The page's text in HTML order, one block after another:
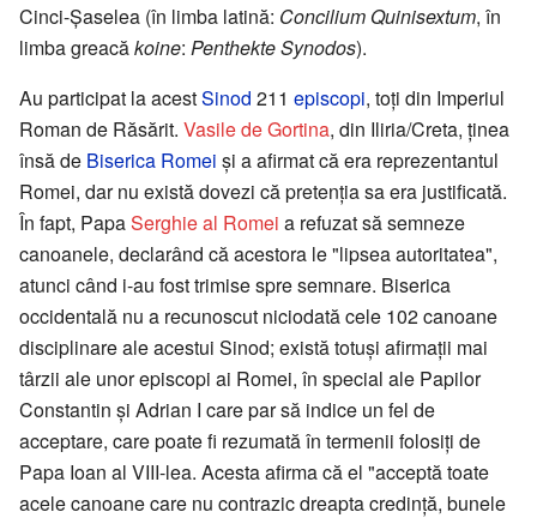
Cinci-Șaselea (în limba latină: Concilium Quinisextum, în
limba greacăkoine: Penthekte Synodos).
Au participat la acestSinod 211 episcopi, toți din Imperiul
Roman de Răsărit. Vasile de Gortina, din Iliria/Creta, ținea
însă de Biserica Romei și a afirmat că era reprezentantul
Romei, dar nu există dovezi că pretenția sa era justificată.
În fapt, PapaSerghie al Romei a refuzat să semneze
canoanele, declarând că acestora le "lipsea autoritatea",
atunci când i-au fost trimise spre semnare. Biserica
occidentală nu a recunoscut niciodată cele 102 canoane
disciplinare ale acestui Sinod; există totuși afirmații mai
târzii ale unor episcopi ai Romei, în special ale Papilor
Constantin și Adrian I care par să indice un fel de
acceptare, care poate fi rezumată în termenii folosiți de
Papa Ioan al VIII-lea. Acesta afirma că el "acceptă toate
acele canoane care nu contrazic dreapta credință, bunele